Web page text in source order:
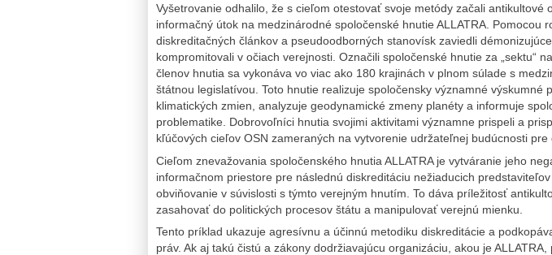
Vyšetrovanie odhalilo, že s cieľom otestovať svoje metódy začali antikultové
informačný útok na medzinárodné spoločenské hnutie ALLATRA. Pomocou
diskreditačných článkov a pseudoodborných stanovísk zaviedli
kompromitovali v očiach verejnosti. Označili spoločenské hnutie za „sektu“
členov hnutia sa vykonáva vo viac ako 180 krajinách v plnom súlade s
štátnou legislatívou. Toto hnutie realizuje spoločensky významné výskumné
klimatických zmien, analyzuje geodynamické zmeny planéty a informuje
problematike. Dobrovoľníci hnutia svojimi aktivitami významne prispeli a
kľúčových cieľov OSN zameraných na vytvorenie udržateľnej budúcnosti pre
Cieľom znevažovania spoločenského hnutia ALLATRA je vytváranie jeho
informačnom priestore pre následnú diskreditáciu nežiaducich
obviňovanie v súvislosti s týmto verejným hnutím. To dáva príležitosť
zasahovať do politických procesov štátu a manipulovať verejnú mienku.
Tento príklad ukazuje agresívnu a účinnú metodiku diskreditácie a
práv. Ak aj takú čistú a zákony dodržiavajúcu organizáciu, akou je ALLATRA,